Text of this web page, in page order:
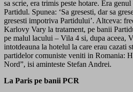
sa scrie, era trimis peste hotare. Era
Partidul. Spunea: ‘Sa gresesti, dar sa
gresesti impotriva Partidului’. Altceva:
Karlovy Vary la tratament, pe banii
pe malul lacului – Vila 4 si, dupa aceea,
intotdeauna la hotelul la care erau cazati
partidelor comuniste veniti in Romania:
Nord”, isi aminteste Stefan Andrei.
La Paris pe banii PCR